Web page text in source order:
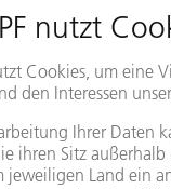
jetzt ordentlich
REICHEN